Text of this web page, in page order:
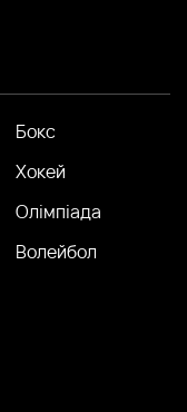
Бокс
Хокей
Олімпіада
Волейбол